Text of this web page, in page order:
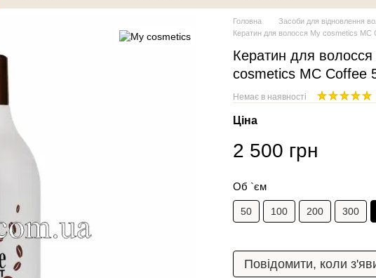
Головна Засоби для відновлення
Кератин для волосся My cosmetics MC
Кератин для
cosmetics MC Coffee
Немає в наявності
Ціна
2 500 грн
Об `єм
50 100 200 300
Повідомити, коли